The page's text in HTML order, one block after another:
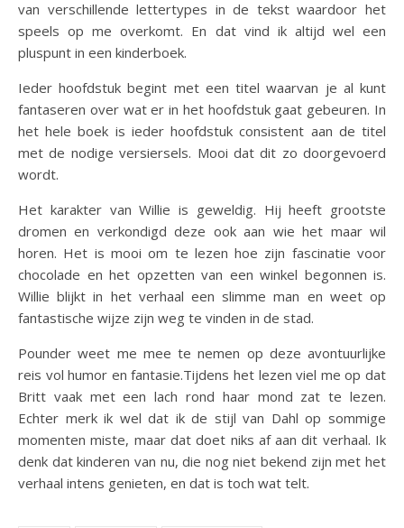
van verschillende lettertypes in de tekst waardoor het
speels op me overkomt. En dat vind ik altijd wel een
pluspunt in een kinderboek.
Ieder hoofdstuk begint met een titel waarvan je al kunt
fantaseren over wat er in het hoofdstuk gaat gebeuren. In
het hele boek is ieder hoofdstuk consistent aan de titel
met de nodige versiersels. Mooi dat dit zo doorgevoerd
wordt.
Het karakter van Willie is geweldig. Hij heeft grootste
dromen en verkondigd deze ook aan wie het maar wil
horen. Het is mooi om te lezen hoe zijn fascinatie voor
chocolade en het opzetten van een winkel begonnen is.
Willie blijkt in het verhaal een slimme man en weet op
fantastische wijze zijn weg te vinden in de stad.
Pounder weet me mee te nemen op deze avontuurlijke
reis vol humor en fantasie.Tijdens het lezen viel me op dat
Britt vaak met een lach rond haar mond zat te lezen.
Echter merk ik wel dat ik de stijl van Dahl op sommige
momenten miste, maar dat doet niks af aan dit verhaal. Ik
denk dat kinderen van nu, die nog niet bekend zijn met het
verhaal intens genieten, en dat is toch wat telt.